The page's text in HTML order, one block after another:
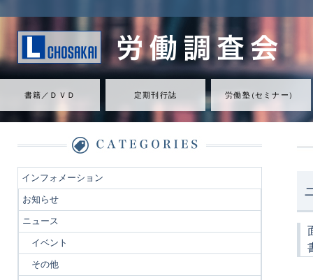
書籍／ＤＶＤ 定期刊行誌 労働塾（セミナ ー ）
インフォメーション
お知らせ
ニュース
イベント
その他